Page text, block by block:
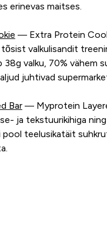
erinevas maitses.
— Extra Protein
tõsist valkulisandit
38g valku, 70% vähem
juhtivad
Bar— Myprotein
ja tekstuurikihiga
pool teelusikatäit